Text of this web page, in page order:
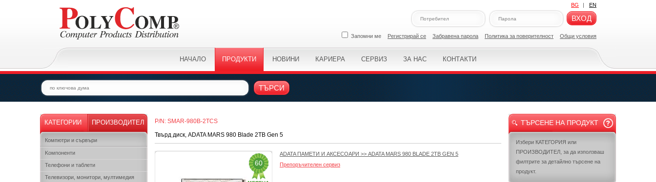
BG | EN
ВХОД
Запомни ме Регистрирай се Забравена парола Политикa за поверителност Общи условия
НАЧАЛО ПРОДУКТИ НОВИНИ КАРИЕРА СЕРВИЗ ЗА НАС КОНТАКТИ
ТЪРСИ
КАТЕГОРИИ ПРОИЗВОДИТЕЛ
Компютри и сървъри
Kомпоненти
Телефони и таблети
Телевизори, монитори, мултимедия
P/N: SMAR-980B-2TCS
Твърд диск, ADATA MARS 980 Blade 2TB Gen 5
60
ADATA ПАМЕТИ И АКСЕСОАРИ >> ADATA MARS 980 BLADE 2TB GEN 5
Препоръчителен сервиз
ТЪРСЕНЕ НА ПРОДУКТ
Избери КАТЕГОРИЯ или
ПРОИЗВОДИТЕЛ, за да използваш
филтрите за детайлно търсене на
продукт.